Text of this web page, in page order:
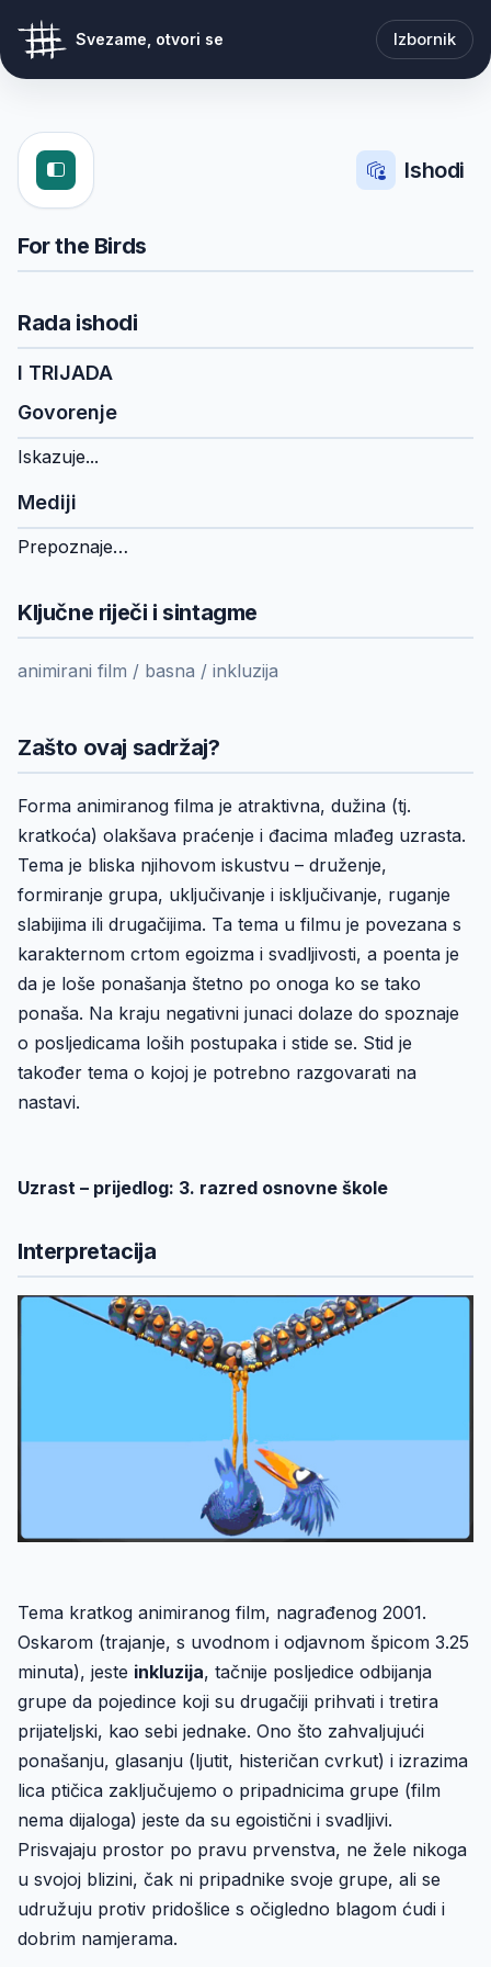
Svezame, otvori se Izbornik
Ishodi
For the Birds
Rada ishodi
I TRIJADA
Govorenje
Iskazuje...
Mediji
Prepoznaje…
Ključne riječi i sintagme
animirani film / basna / inkluzija
Zašto ovaj sadržaj?
Forma animiranog filma je atraktivna, dužina (tj.
kratkoća) olakšava praćenje i đacima mlađeg uzrasta.
Tema je bliska njihovom iskustvu – druženje,
formiranje grupa, uključivanje i isključivanje, ruganje
slabijima ili drugačijima. Ta tema u filmu je povezana s
karakternom crtom egoizma i svadljivosti, a poenta je
da je loše ponašanja štetno po onoga ko se tako
ponaša. Na kraju negativni junaci dolaze do spoznaje
o posljedicama loših postupaka i stide se. Stid je
također tema o kojoj je potrebno razgovarati na
nastavi.
Uzrast – prijedlog: 3. razred osnovne škole
Interpretacija
Tema kratkog animiranog film, nagrađenog 2001.
Oskarom (trajanje, s uvodnom i odjavnom špicom 3.25
minuta), jeste inkluzija, tačnije posljedice odbijanja
grupe da pojedince koji su drugačiji prihvati i tretira
prijateljski, kao sebi jednake. Ono što zahvaljujući
ponašanju, glasanju (ljutit, histeričan cvrkut) i izrazima
lica ptičica zaključujemo o pripadnicima grupe (film
nema dijaloga) jeste da su egoistični i svadljivi.
Prisvajaju prostor po pravu prvenstva, ne žele nikoga
u svojoj blizini, čak ni pripadnike svoje grupe, ali se
udružuju protiv pridošlice s očigledno blagom ćudi i
dobrim namjerama.